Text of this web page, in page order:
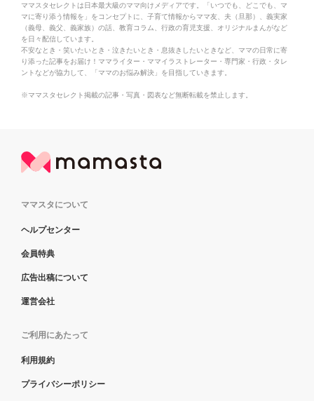
ママスタセレクトは日本最大級のママ向けメディアです。「いつでも、どこでも、マ
マに寄り添う情報を」をコンセプトに、子育て情報からママ友、夫（旦那）、義実家
（義母、義父、義家族）の話、教育コラム、行政の育児支援、オリジナルまんがなど
を日々配信しています。
不安なとき・笑いたいとき・泣きたいとき・息抜きしたいときなど、ママの日常に寄
り添った記事をお届け！ママライター・ママイラストレーター・専門家・行政・タレ
ントなどが協力して、「ママのお悩み解決」を目指していきます。
※ママスタセレクト掲載の記事・写真・図表など無断転載を禁止します。
ママスタについて
ヘルプセンター
会員特典
広告出稿について
運営会社
ご利用にあたって
利用規約
プライバシーポリシー